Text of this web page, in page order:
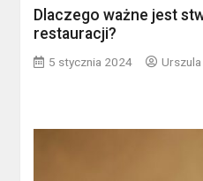
Dlaczego ważne jest
restauracji?
5 stycznia 2024